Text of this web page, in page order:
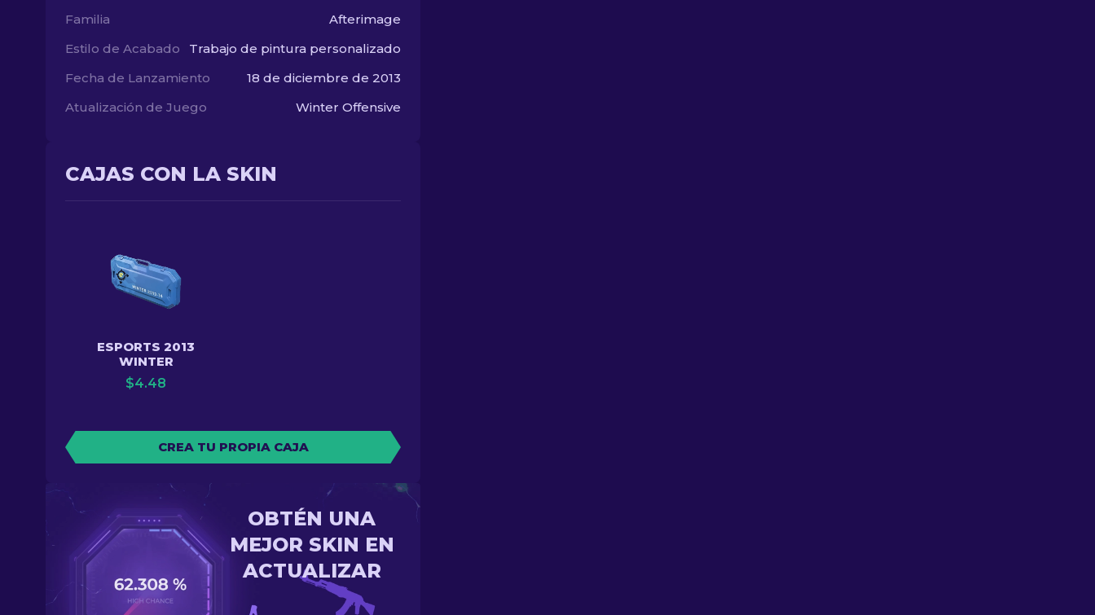
Familia
Afterimage
Estilo de Acabado
Trabajo de pintura personalizado
Fecha de Lanzamiento
18 de diciembre de 2013
Atualización de Juego
Winter Offensive
CAJAS CON LA SKIN
ESPORTS 2013
WINTER
$4.48
CREA TU PROPIA CAJA
OBTÉN UNA
MEJOR SKIN EN
ACTUALIZAR